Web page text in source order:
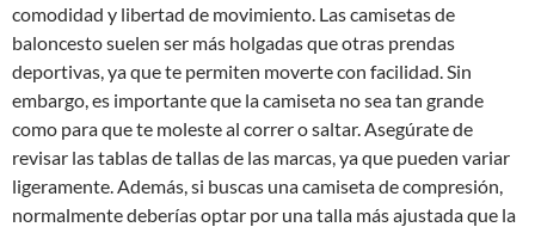
comodidad y libertad de movimiento. Las camisetas de
baloncesto suelen ser más holgadas que otras prendas
deportivas, ya que te permiten moverte con facilidad. Sin
embargo, es importante que la camiseta no sea tan grande
como para que te moleste al correr o saltar. Asegúrate de
revisar las tablas de tallas de las marcas, ya que pueden variar
ligeramente. Además, si buscas una camiseta de compresión,
normalmente deberías optar por una talla más ajustada que la